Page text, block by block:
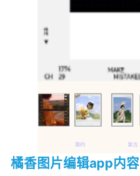
橘香图片编辑app内容